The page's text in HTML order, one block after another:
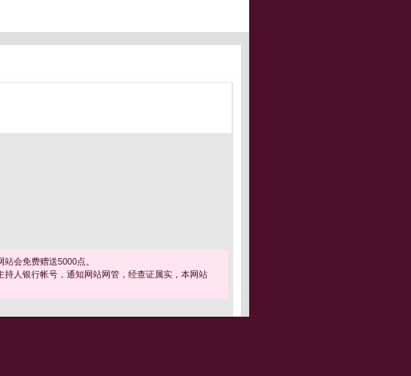
会免费赠送5000点。
人银行帐号，通知网站网管，经查证属实，本网站